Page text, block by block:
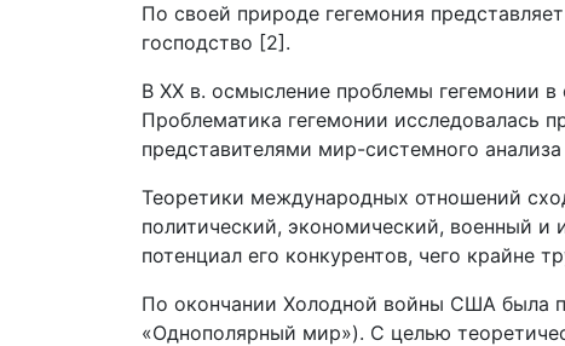
По своей природе гегемония
господство [2].
В XX в. осмысление проблемы гегемонии
Проблематика гегемонии исследовалась
представителями мир-системного
Теоретики международных отношений
политический, экономический, военный и
потенциал его конкурентов, чего крайне
По окончании Холодной войны США была
«Однополярный мир»). С целью